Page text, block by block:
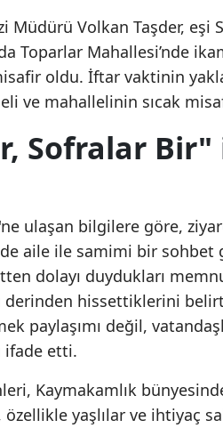
Müdürü Volkan Taşder, eşi
Toparlar Mahallesi’nde
oldu. İftar vaktinin
ve mahallelinin sıcak
Sofralar Bir"
ulaşan bilgilere göre,
aile ile samimi bir
dolayı duydukları
derinden hissettiklerini
paylaşımı değil,
ifade etti.
Kaymakamlık
yaşlılar ve ihtiyaç